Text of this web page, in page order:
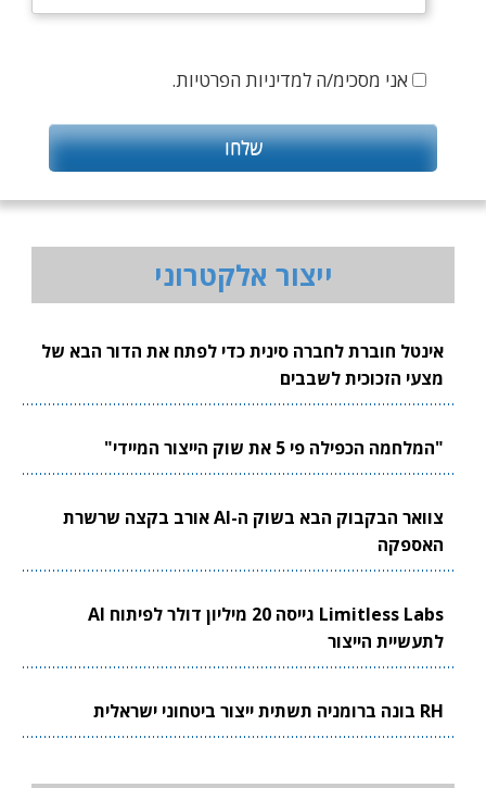
אני מסכימ/ה למדיניות הפרטיות.
ייצור אלקטרוני
אינטל חוברת לחברה סינית כדי לפתח את הדור הבא של
מצעי הזכוכית לשבבים
"המלחמה הכפילה פי 5 את שוק הייצור המיידי"
צוואר הבקבוק הבא בשוק ה-AI אורב בקצה שרשרת
האספקה
Limitless Labs גייסה 20 מיליון דולר לפיתוח AI
לתעשיית הייצור
RH בונה ברומניה תשתית ייצור ביטחוני ישראלית